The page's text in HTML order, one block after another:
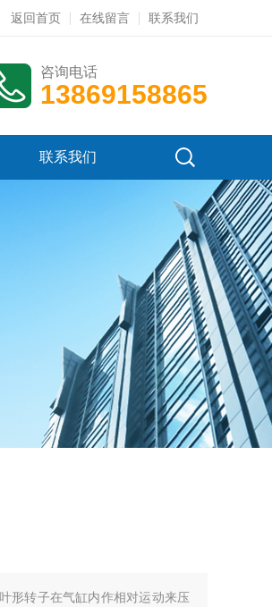
返回首页 在线留言 联系我们
咨询电话
13869158865
联系我们
形转子在气缸内作相对运动来压